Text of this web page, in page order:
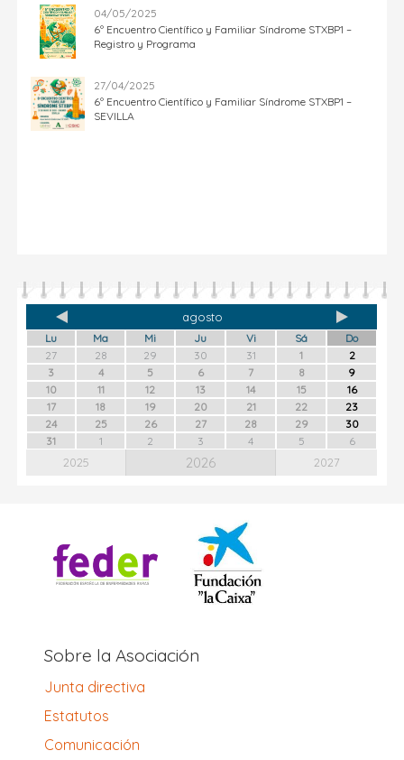
04/05/2025
6º Encuentro Científico y Familiar Síndrome STXBP1 –
Registro y Programa
27/04/2025
6º Encuentro Científico y Familiar Síndrome STXBP1 –
SEVILLA
agosto
Lu Ma Mi Ju Vi Sá
Do
27
28 29 30 31 1
2
3
4 5 6 7 8
9
10
11 12 13 14 15
16
17
18 19 20 21 22
23
24
25 26 27 28 29
30
31
1 2 3 4 5 6
2025 2026 2027
Sobre la Asociación
Junta directiva
Estatutos
Comunicación